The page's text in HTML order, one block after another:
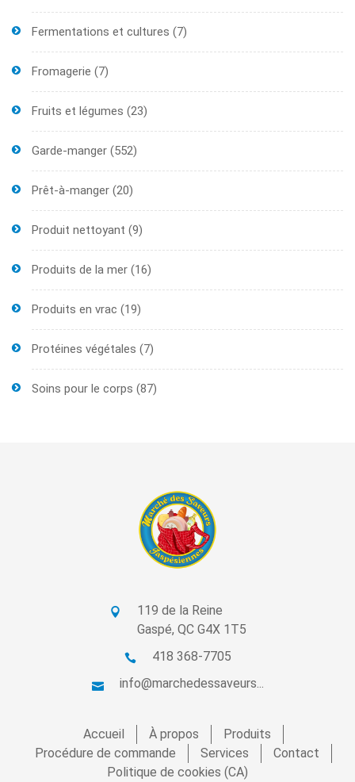
Fermentations et cultures (7)
Fromagerie (7)
Fruits et légumes (23)
Garde-manger (552)
Prêt-à-manger (20)
Produit nettoyant (9)
Produits de la mer (16)
Produits en vrac (19)
Protéines végétales (7)
Soins pour le corps (87)
119 de la Reine
Gaspé, QC G4X 1T5
418 368-7705
info@marchedessaveurs...
Accueil À propos
Produits
Procédure de commande
Services
Contact
Politique de cookies (CA)